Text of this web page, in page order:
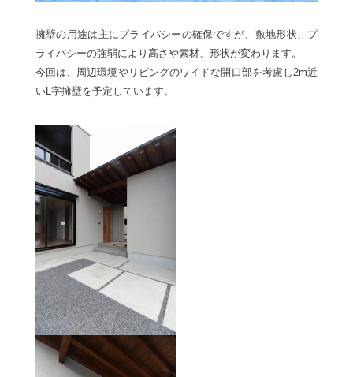
擁壁の用途は主にプライバシーの確保ですが、敷地形状、プ
ライバシーの強弱により高さや素材、形状が変わります。
今回は、周辺環境やリビングのワイドな開口部を考慮し2m近
いL字擁壁を予定しています。